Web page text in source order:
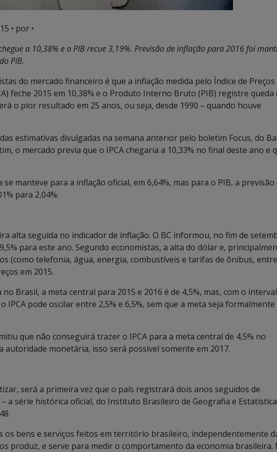
• por •
a 10,38% e o PIB recue 3,19%. Previsão de inflação para 2016 foi
PIB.
do mercado financeiro é que a inflação medida pelo Índice de Preços
feche 2015 em 10,38% e o Produto Interno Bruto (PIB) registre queda
o pior resultado em 25 anos, ou seja, desde 1990 – quando houve
estimativas divulgadas na semana anterior pelo boletim Focus, do
o mercado previa que o IPCA chegaria a 10,33% no final deste ano e
se manteve para a inflação oficial, em 6,64%, mas para o PIB, a previsão
para 2,04%.
alta seguida no indicador de inflação. O BC informou, no fim de
para este ano. Segundo economistas, a alta do dólar e,
(como telefonia, água, energia, combustíveis e tarifas de ônibus, entre
em 2015.
Brasil, a meta central para 2015 e 2016 é de 4,5%, mas, com o
IPCA pode oscilar entre 2,5% e 6,5%, sem que a meta seja formalmente
que não conseguirá trazer o IPCA para a meta central de 4,5% no
autoridade monetária, isso será possível somente em 2017.
será a primeira vez que o país registrará dois anos seguidos de
a série histórica oficial, do Instituto Brasileiro de Geografia e Estatística
os bens e serviços feitos em território brasileiro, independentemente
produz, e serve para medir o comportamento da economia brasileira.